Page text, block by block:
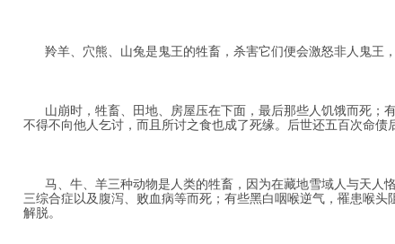
羚羊、穴熊、山兔是鬼王的牲畜，杀害它们便会激怒非人鬼王
山崩时，牲畜、田地、房屋压在下面，最后那些人饥饿而死；
不得不向他人乞讨，而且所讨之食也成了死缘。后世还五百次命债
马、牛、羊三种动物是人类的牲畜，因为在藏地雪域人与天人
三综合症以及腹泻、败血病等而死；有些黑白咽喉逆气，罹患喉
解脱。